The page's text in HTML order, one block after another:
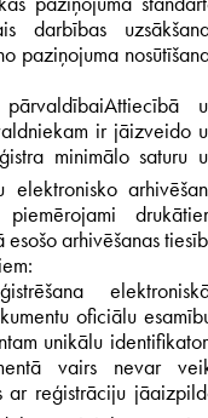
darbības
paziņojuma
Attiecībā
ir jāizveido
minimālo saturu
elektronisko
arhivēšanas
oficiālu
unikālu
vairs nevar
ar reģistrāciju